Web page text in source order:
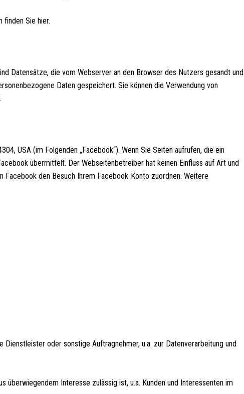
finden Sie hier.
Datensätze, die vom Webserver an den Browser des Nutzers gesandt und
Daten gespeichert. Sie können die Verwendung von
USA (im Folgenden „Facebook“). Wenn Sie Seiten aufrufen, die ein
übermittelt. Der Webseitenbetreiber hat keinen Einfluss auf Art und
den Besuch Ihrem Facebook-Konto zuordnen. Weitere
oder sonstige Auftragnehmer, u.a. zur Datenverarbeitung und
Interesse zulässig ist, u.a. Kunden und Interessenten im